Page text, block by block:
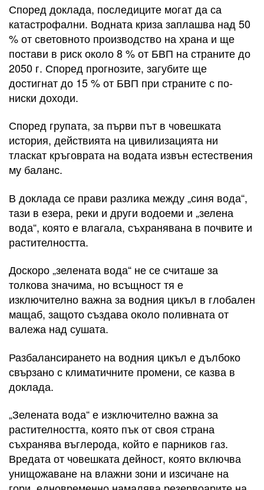
Според доклада, последиците могат да са
катастрофални. Водната криза заплашва над 50
% от световното производство на храна и ще
постави в риск около 8 % от БВП на страните до
2050 г. Според прогнозите, загубите ще
достигнат до 15 % от БВП при страните с по-
ниски доходи.
Според групата, за първи път в човешката
история, действията на цивилизацията ни
тласкат кръговрата на водата извън естествения
му баланс.
В доклада се прави разлика между „синя вода“,
тази в езера, реки и други водоеми и „зелена
вода“, която е влагала, съхранявана в почвите и
растителността.
Доскоро „зелената вода“ не се считаше за
толкова значима, но всъщност тя е
изключително важна за водния цикъл в глобален
мащаб, защото създава около поливната от
валежа над сушата.
Разбалансирането на водния цикъл е дълбоко
свързано с климатичните промени, се казва в
доклада.
„Зелената вода“ е изключително важна за
растителността, която пък от своя страна
съхранява въглерода, който е парников газ.
Вредата от човешката дейност, която включва
унищожаване на влажни зони и изсичане на